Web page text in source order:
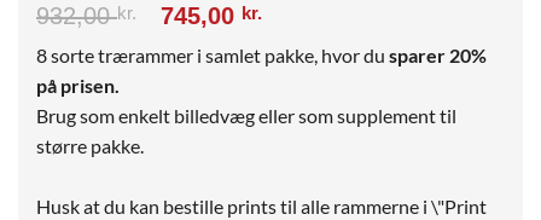
932,00kr.
Den
pris
932,00 kr..
745,00 kr.Den
pris
745,00 kr..
8 sorte trærammer i samlet pakke, hvor du sparer 20%
på prisen.
Brug som enkelt billedvæg eller som supplement til
større pakke.
Husk at du kan bestille prints til alle rammerne i \"Print